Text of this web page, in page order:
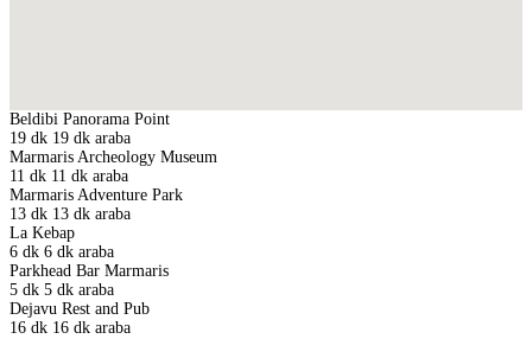
Beldibi Panorama Point
19 dk 19 dk araba
Marmaris Archeology Museum
11 dk 11 dk araba
Marmaris Adventure Park
13 dk 13 dk araba
La Kebap
6 dk 6 dk araba
Parkhead Bar Marmaris
5 dk 5 dk araba
Dejavu Rest and Pub
16 dk 16 dk araba